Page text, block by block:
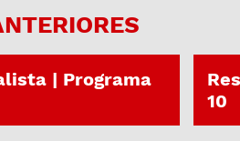
| Programa
10